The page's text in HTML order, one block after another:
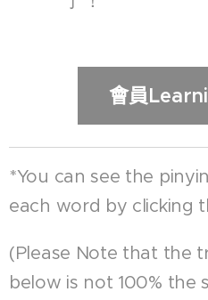
會員
*You can see the
each word by clicking
(Please Note that the
below is not 100% the